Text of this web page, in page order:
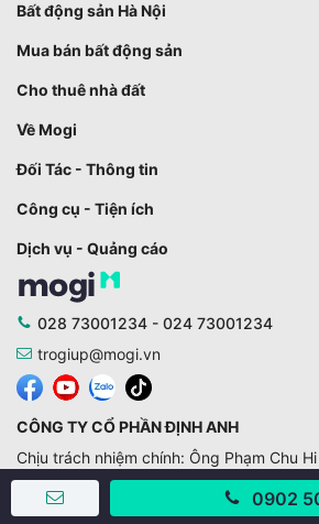
0902
Bất động sản Hà Nội
Mua bán bất động sản
Cho thuê nhà đất
Về Mogi
Đối Tác - Thông tin
Công cụ - Tiện ích
Dịch vụ - Quảng cáo
028 73001234 - 024 73001234
trogiup@mogi.vn
CÔNG TY CỔ PHẦN ĐỊNH ANH
Chịu trách nhiệm chính: Ông Phạm Chu Hi
Giấy phép số: 429/GP-BTTTT do Bộ
11/10/2019